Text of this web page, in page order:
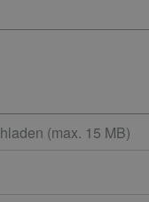
(max. 15 MB)